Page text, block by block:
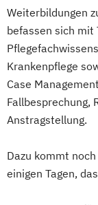
Pflege
Sozial-
Weiterbildungen
befassen sich mit
Krankenpflege
Case
Fallbesprechung,
Anstragstellung.
Dazu kommt
einigen Tagen,